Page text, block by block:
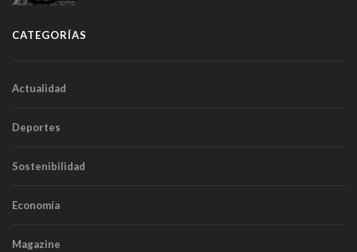
CATEGORÍAS
Actualidad
Deportes
Sostenibilidad
Economía
Magazine